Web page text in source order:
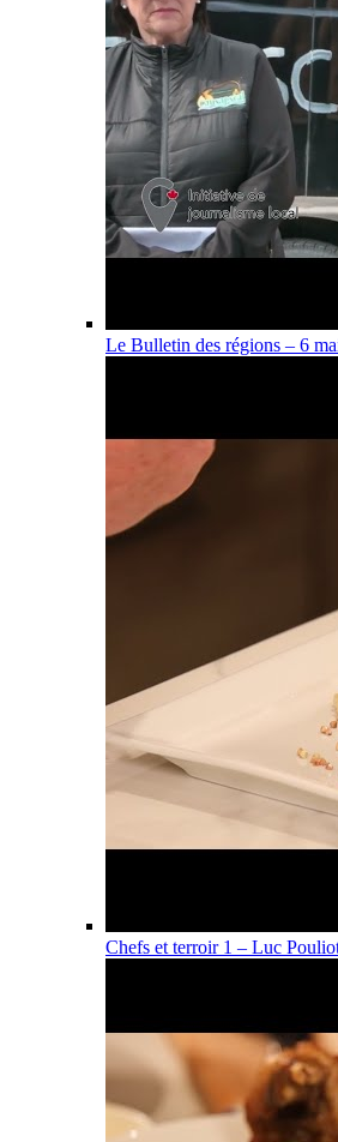
Le Bulletin des régions – 6
Chefs et terroir 1 – Luc